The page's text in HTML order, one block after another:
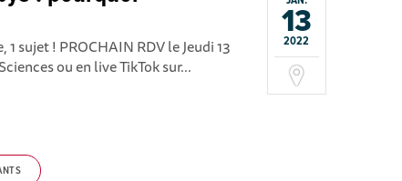
13
2022
1 sujet ! PROCHAIN RDV le Jeudi 13
ou en live TikTok sur...